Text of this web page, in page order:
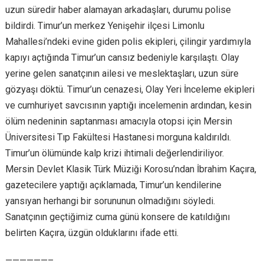
uzun süredir haber alamayan arkadaşları, durumu polise
bildirdi. Timur’un merkez Yenişehir ilçesi Limonlu
Mahallesi’ndeki evine giden polis ekipleri, çilingir yardımıyla
kapıyı açtığında Timur’un cansız bedeniyle karşılaştı. Olay
yerine gelen sanatçının ailesi ve meslektaşları, uzun süre
gözyaşı döktü. Timur’un cenazesi, Olay Yeri İnceleme ekipleri
ve cumhuriyet savcısının yaptığı incelemenin ardından, kesin
ölüm nedeninin saptanması amacıyla otopsi için Mersin
Üniversitesi Tıp Fakültesi Hastanesi morguna kaldırıldı.
Timur’un ölümünde kalp krizi ihtimali değerlendiriliyor.
Mersin Devlet Klasik Türk Müziği Korosu’ndan İbrahim Kaçıra,
gazetecilere yaptığı açıklamada, Timur’un kendilerine
yansıyan herhangi bir sorununun olmadığını söyledi.
Sanatçının geçtiğimiz cuma günü konsere de katıldığını
belirten Kaçıra, üzgün olduklarını ifade etti.
——————–